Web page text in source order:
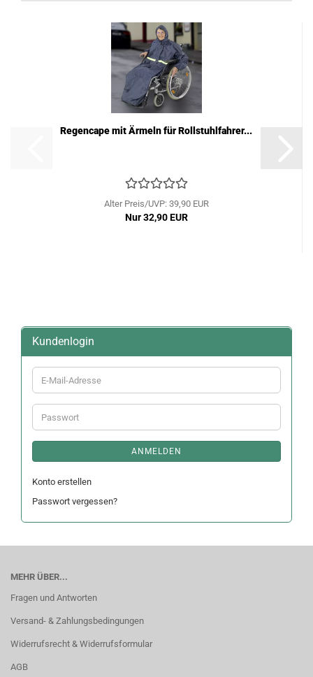
Regencape mit Ärmeln für Rollstuhlfahrer...
Alter Preis/UVP: 39,90 EUR
Nur 32,90 EUR
Kundenlogin
E-
Mail-
Adresse
Passwort
ANMELDEN
Konto erstellen
Passwort vergessen?
MEHR ÜBER...
Fragen und Antworten
Versand- & Zahlungsbedingungen
Widerrufsrecht & Widerrufsformular
AGB